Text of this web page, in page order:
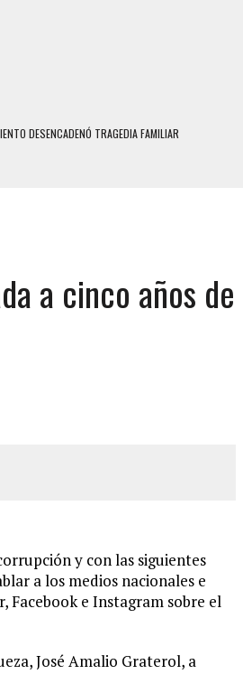
DESENCADENÓ TRAGEDIA FAMILIAR
ELLOS EN MATURÍN
20 PERSONAS ADENTRO
a cinco años de
y con las siguientes
a los medios nacionales e
Facebook e Instagram sobre el
José Amalio Graterol, a